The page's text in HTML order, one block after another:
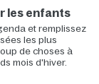
les enfants
et remplissez
les plus
de choses à
mois d'hiver.